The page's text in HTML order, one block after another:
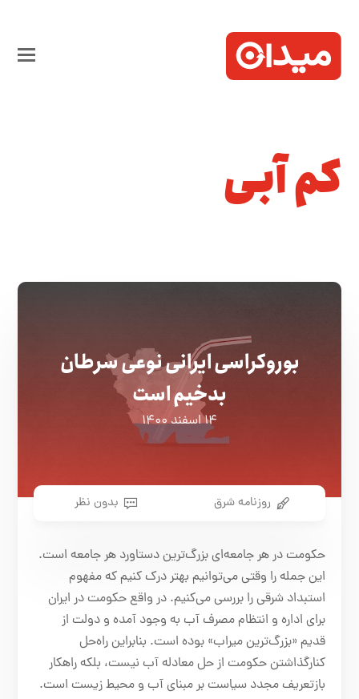
کم آبی
بوروکراسی ایرانی نوعی سرطان
بدخیم است
۱۴ اسفند ۱۴۰۰
روزنامه شرق بدون نظر
حکومت در هر جامعه‌ای بزرگ‌ترین دستاورد هر جامعه است.
این جمله را وقتی می‌توانیم بهتر درک کنیم که مفهوم
استبداد شرقی را بررسی می‌کنیم. در واقع حکومت در ایران
برای اداره و انتظام مصرف آب به وجود آمده و دولت از
قدیم «بزرگ‌ترین میراب» بوده است. بنابراین راه‌حل
کنار‌گذاشتن حکومت از حل معادله آب نیست، بلکه راهکار
بازتعریف مجدد سیاست بر مبنای آب و محیط زیست است.